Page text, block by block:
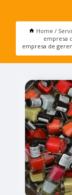
Home
empresa
empresa de